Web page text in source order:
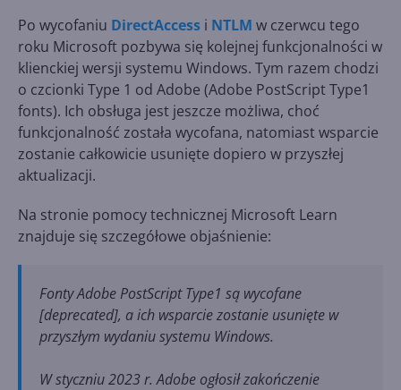
Po wycofaniu DirectAccess i NTLM w czerwcu tego
roku Microsoft pozbywa się kolejnej funkcjonalności w
klienckiej wersji systemu Windows. Tym razem chodzi
o czcionki Type 1 od Adobe (Adobe PostScript Type1
fonts). Ich obsługa jest jeszcze możliwa, choć
funkcjonalność została wycofana, natomiast wsparcie
zostanie całkowicie usunięte dopiero w przyszłej
aktualizacji.
Na stronie pomocy technicznej Microsoft Learn
znajduje się szczegółowe objaśnienie:
Fonty Adobe PostScript Type1 są wycofane
[deprecated], a ich wsparcie zostanie usunięte w
przyszłym wydaniu systemu Windows.
W styczniu 2023 r. Adobe ogłosił zakończenie